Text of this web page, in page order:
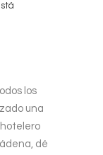
los
una
dé